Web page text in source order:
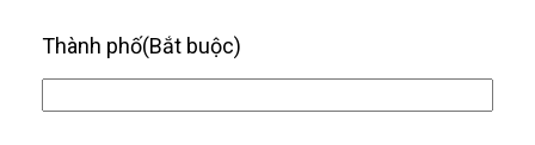
Thành phố(Bắt buộc)